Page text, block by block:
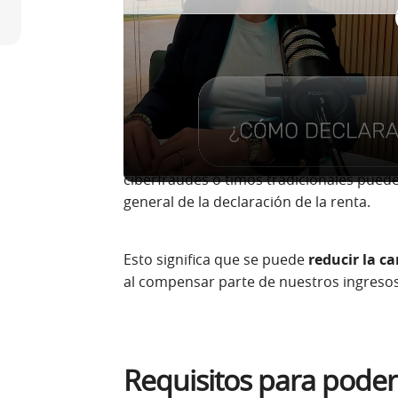
pérdida patrimoniales aquella
un bien que forma parte de nuestro
pérdida se origina por un engaño que
A diferencia deotras pérdidas
la venta de acciones, de inmuebles o
ciberfraudes o timos tradicionales
general de la declaración de la renta.
Esto significa que se puede reducir la
al compensar parte de nuestros
Requisitos para